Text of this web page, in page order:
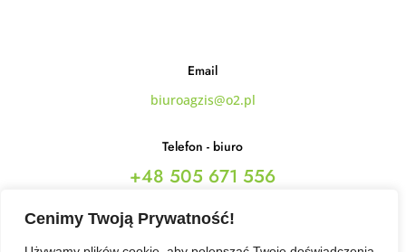
Cenimy Twoją Prywatność!
Email
biuroagzis@o2.pl
Telefon - biuro
+48 505 671 556